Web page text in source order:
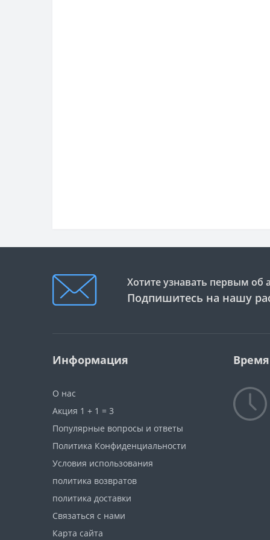
Хотите узнавать первым об
Подпишитесь на нашу
Информация
О нас
Акция 1 + 1 = 3
Популярные вопросы и ответы
Политика Конфиденциальности
Условия использования
политика возвратов
политика доставки
Связаться с нами
Карта сайта